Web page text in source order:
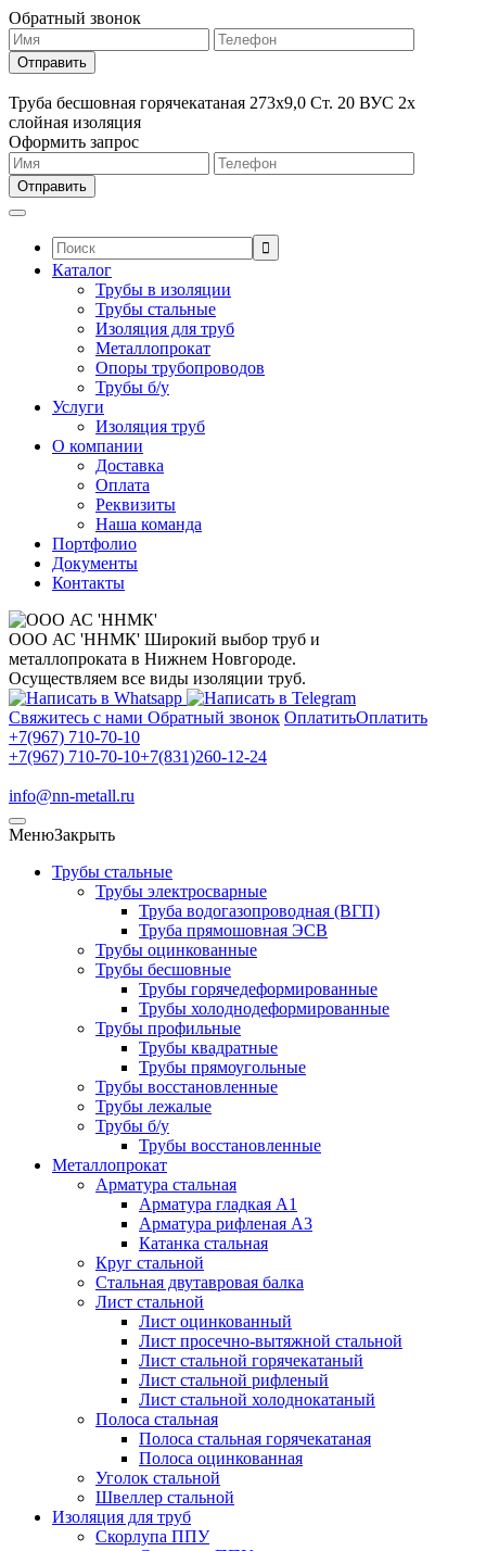
Обратный звонок
Труба бесшовная горячекатаная 273х9,0 Ст. 20 ВУС 2х
слойная изоляция
Оформить запрос
Поиск:
Каталог
Трубы в изоляции
Трубы стальные
Изоляция для труб
Металлопрокат
Опоры трубопроводов
Трубы б/у
Услуги
Изоляция труб
О компании
Доставка
Оплата
Реквизиты
Наша команда
Портфолио
Документы
Контакты
ООО АС 'ННМК' Широкий выбор труб и
металлопроката в Нижнем Новгороде.
Осуществляем все виды изоляции труб.
Свяжитесь с нами Обратный звонок ОплатитьОплатить
+7(967) 710-70-10
+7(967) 710-70-10+7(831)260-12-24
info@nn-metall.ru
МенюЗакрыть
Трубы стальные
Трубы электросварные
Труба водогазопроводная (ВГП)
Труба прямошовная ЭСВ
Трубы оцинкованные
Трубы бесшовные
Трубы горячедеформированные
Трубы холоднодеформированные
Трубы профильные
Трубы квадратные
Трубы прямоугольные
Трубы восстановленные
Трубы лежалые
Трубы б/у
Трубы восстановленные
Металлопрокат
Арматура стальная
Арматура гладкая А1
Арматура рифленая А3
Катанка стальная
Круг стальной
Стальная двутавровая балка
Лист стальной
Лист оцинкованный
Лист просечно-вытяжной стальной
Лист стальной горячекатаный
Лист стальной рифленый
Лист стальной холоднокатаный
Полоса стальная
Полоса стальная горячекатаная
Полоса оцинкованная
Уголок стальной
Швеллер стальной
Изоляция для труб
Скорлупа ППУ